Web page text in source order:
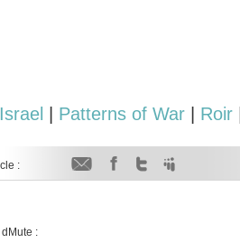
Patterns of War| Roir
:
: